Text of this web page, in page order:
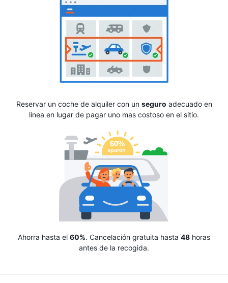
Reservar un coche de alquiler con un seguro adecuado en
línea en lugar de pagar uno mas costoso en el sitio.
Ahorra hasta el 60%. Cancelación gratuita hasta 48 horas
antes de la recogida.